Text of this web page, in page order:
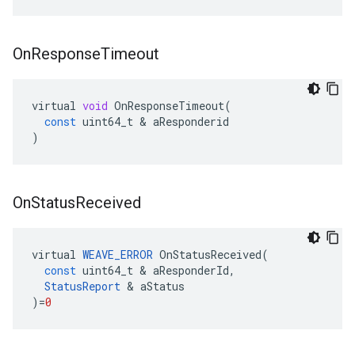
OnResponseTimeout
virtual void OnResponseTimeout(
const uint64_t & aResponderid
)
OnStatusReceived
virtual WEAVE_ERROR OnStatusReceived(
const uint64_t & aResponderId,
StatusReport & aStatus
) =0